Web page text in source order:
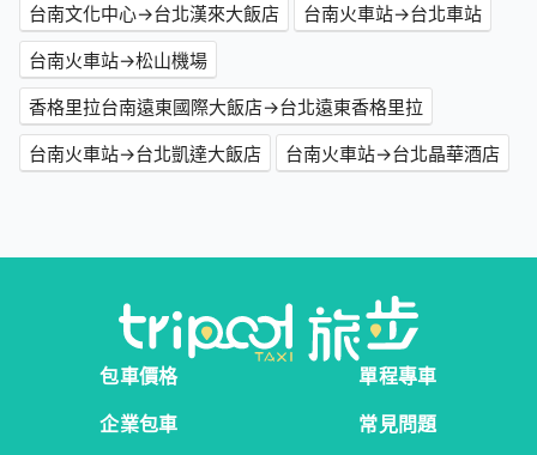
台南文化中心→台北漢來大飯店
台南火車站→台北車站
台南火車站→松山機場
香格里拉台南遠東國際大飯店→台北遠東香格里拉
台南火車站→台北凱達大飯店
台南火車站→台北晶華酒店
包車價格
單程專車
企業包車
常見問題